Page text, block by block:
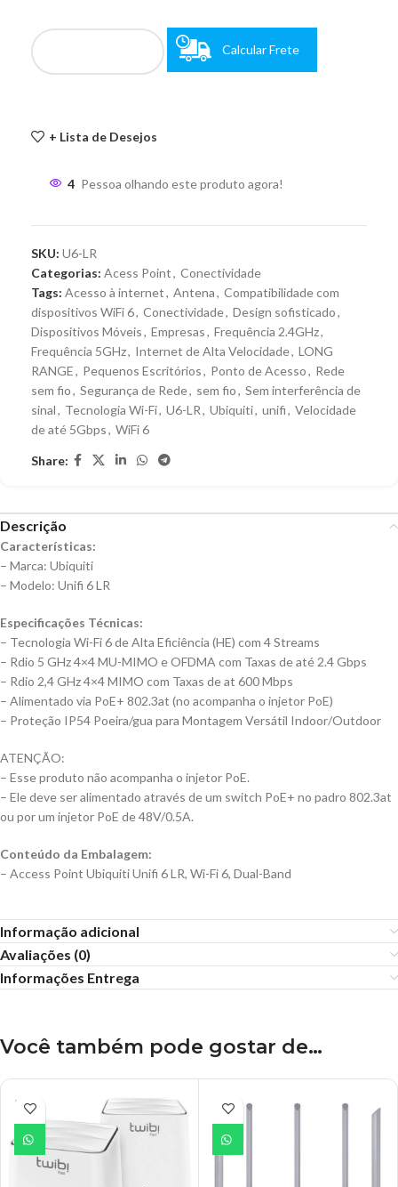
Calcular Frete
+ Lista de Desejos
4 Pessoa olhando este produto agora!
SKU: U6-LR
Categorias: Acess Point, Conectividade
Tags: Acesso à internet, Antena, Compatibilidade com
dispositivos WiFi 6, Conectividade, Design sofisticado,
Dispositivos Móveis, Empresas, Frequência 2.4GHz,
Frequência 5GHz, Internet de Alta Velocidade, LONG
RANGE, Pequenos Escritórios, Ponto de Acesso, Rede
sem fio, Segurança de Rede, sem fio, Sem interferência de
sinal, Tecnologia Wi-Fi, U6-LR, Ubiquiti, unifi, Velocidade
de até 5Gbps, WiFi 6
Share:
Descrição
Características:
– Marca: Ubiquiti
– Modelo: Unifi 6 LR
Especificações Técnicas:
– Tecnologia Wi-Fi 6 de Alta Eficiência (HE) com 4 Streams
– Rdio 5 GHz 4×4 MU-MIMO e OFDMA com Taxas de até 2.4 Gbps
– Rdio 2,4 GHz 4×4 MIMO com Taxas de at 600 Mbps
– Alimentado via PoE+ 802.3at (no acompanha o injetor PoE)
– Proteção IP54 Poeira/gua para Montagem Versátil Indoor/Outdoor
ATENÇÃO:
– Esse produto não acompanha o injetor PoE.
– Ele deve ser alimentado através de um switch PoE+ no padro 802.3at
ou por um injetor PoE de 48V/0.5A.
Conteúdo da Embalagem:
– Access Point Ubiquiti Unifi 6 LR, Wi-Fi 6, Dual-Band
Informação adicional
Avaliações (0)
Informações Entrega
Você também pode gostar de…
ESGO
TADO